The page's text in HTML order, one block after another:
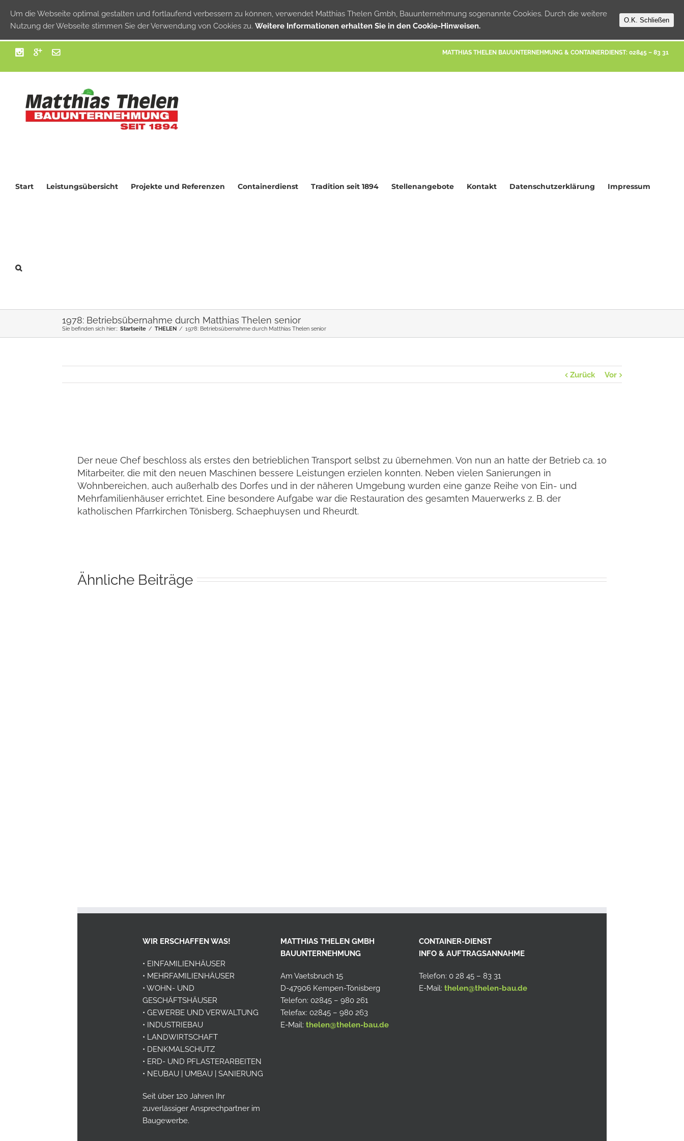
MATTHIAS THELEN BAUUNTERNEHMUNG & CONTAINERDIENST: 02845 – 83 31
Start Leistungsübersicht Projekte und Referenzen Containerdienst Tradition seit 1894 Stellenangebote Kontakt Datenschutzerklärung Impressum
1978: Betriebsübernahme durch Matthias Thelen senior
Sie befinden sich hier:: Startseite / THELEN / 1978: Betriebsübernahme durch Matthias Thelen senior
Zurück Vor
Der neue Chef beschloss als erstes den betrieblichen Transport selbst zu übernehmen. Von nun an hatte der Betrieb ca. 10
Mitarbeiter, die mit den neuen Maschinen bessere Leistungen erzielen konnten. Neben vielen Sanierungen in
Wohnbereichen, auch außerhalb des Dorfes und in der näheren Umgebung wurden eine ganze Reihe von Ein- und
Mehrfamilienhäuser errichtet. Eine besondere Aufgabe war die Restauration des gesamten Mauerwerks z. B. der
katholischen Pfarrkirchen Tönisberg, Schaephuysen und Rheurdt.
Ähnliche Beiträge
WIR ERSCHAFFEN WAS!
• EINFAMILIENHÄUSER
• MEHRFAMILIENHÄUSER
• WOHN- UND
GESCHÄFTSHÄUSER
• GEWERBE UND VERWALTUNG
• INDUSTRIEBAU
• LANDWIRTSCHAFT
• DENKMALSCHUTZ
• ERD- UND PFLASTERARBEITEN
• NEUBAU | UMBAU | SANIERUNG
Seit über 120 Jahren Ihr
zuverlässiger Ansprechpartner im
Baugewerbe.
MATTHIAS THELEN GMBH
BAUUNTERNEHMUNG
Am Vaetsbruch 15
D-47906 Kempen-Tönisberg
Telefon: 02845 – 980 261
Telefax: 02845 – 980 263
E-Mail:thelen@thelen-bau.de
CONTAINER-DIENST
INFO & AUFTRAGSANNAHME
Telefon: 0 28 45 – 83 31
E-Mail: thelen@thelen-bau.de
Um die Webseite optimal gestalten und fortlaufend verbessern zu können, verwendet Matthias Thelen Gmbh, Bauunternehmung sogenannte Cookies. Durch die weitere
Nutzung der Webseite stimmen Sie der Verwendung von Cookies zu. Weitere Informationen erhalten Sie in den Cookie-Hinweisen.
O.K. Schließen